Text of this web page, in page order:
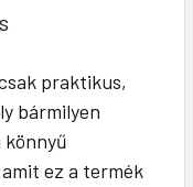
praktikus,
bármilyen
könnyű
ez a termék